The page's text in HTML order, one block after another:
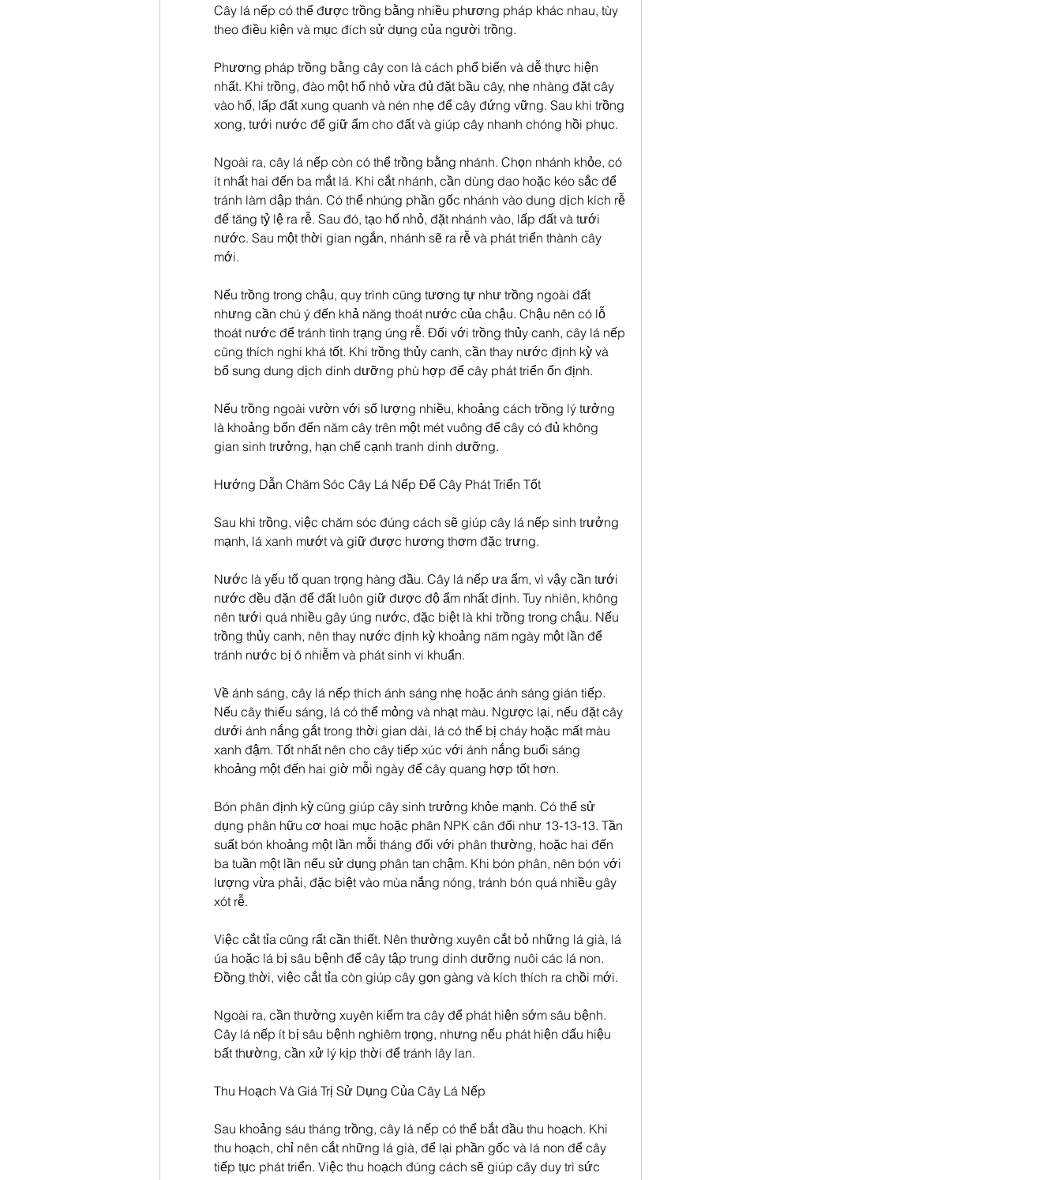
Cây lá nếp có thể được trồng bằng nhiều phương pháp khác nhau, tùy
theo điều kiện và mục đích sử dụng của người trồng.
Phương pháp trồng bằng cây con là cách phổ biến và dễ thực hiện
nhất. Khi trồng, đào một hố nhỏ vừa đủ đặt bầu cây, nhẹ nhàng đặt cây
vào hố, lấp đất xung quanh và nén nhẹ để cây đứng vững. Sau khi trồng
xong, tưới nước để giữ ẩm cho đất và giúp cây nhanh chóng hồi phục.
Ngoài ra, cây lá nếp còn có thể trồng bằng nhánh. Chọn nhánh khỏe, có
ít nhất hai đến ba mắt lá. Khi cắt nhánh, cần dùng dao hoặc kéo sắc để
tránh làm dập thân. Có thể nhúng phần gốc nhánh vào dung dịch kích rễ
để tăng tỷ lệ ra rễ. Sau đó, tạo hố nhỏ, đặt nhánh vào, lấp đất và tưới
nước. Sau một thời gian ngắn, nhánh sẽ ra rễ và phát triển thành cây
mới.
Nếu trồng trong chậu, quy trình cũng tương tự như trồng ngoài đất
nhưng cần chú ý đến khả năng thoát nước của chậu. Chậu nên có lỗ
thoát nước để tránh tình trạng úng rễ. Đối với trồng thủy canh, cây lá nếp
cũng thích nghi khá tốt. Khi trồng thủy canh, cần thay nước định kỳ và
bổ sung dung dịch dinh dưỡng phù hợp để cây phát triển ổn định.
Nếu trồng ngoài vườn với số lượng nhiều, khoảng cách trồng lý tưởng
là khoảng bốn đến năm cây trên một mét vuông để cây có đủ không
gian sinh trưởng, hạn chế cạnh tranh dinh dưỡng.
Hướng Dẫn Chăm Sóc Cây Lá Nếp Để Cây Phát Triển Tốt
Sau khi trồng, việc chăm sóc đúng cách sẽ giúp cây lá nếp sinh trưởng
mạnh, lá xanh mướt và giữ được hương thơm đặc trưng.
Nước là yếu tố quan trọng hàng đầu. Cây lá nếp ưa ẩm, vì vậy cần tưới
nước đều đặn để đất luôn giữ được độ ẩm nhất định. Tuy nhiên, không
nên tưới quá nhiều gây úng nước, đặc biệt là khi trồng trong chậu. Nếu
trồng thủy canh, nên thay nước định kỳ khoảng năm ngày một lần để
tránh nước bị ô nhiễm và phát sinh vi khuẩn.
Về ánh sáng, cây lá nếp thích ánh sáng nhẹ hoặc ánh sáng gián tiếp.
Nếu cây thiếu sáng, lá có thể mỏng và nhạt màu. Ngược lại, nếu đặt cây
dưới ánh nắng gắt trong thời gian dài, lá có thể bị cháy hoặc mất màu
xanh đậm. Tốt nhất nên cho cây tiếp xúc với ánh nắng buổi sáng
khoảng một đến hai giờ mỗi ngày để cây quang hợp tốt hơn.
Bón phân định kỳ cũng giúp cây sinh trưởng khỏe mạnh. Có thể sử
dụng phân hữu cơ hoai mục hoặc phân NPK cân đối như 13-13-13. Tần
suất bón khoảng một lần mỗi tháng đối với phân thường, hoặc hai đến
ba tuần một lần nếu sử dụng phân tan chậm. Khi bón phân, nên bón với
lượng vừa phải, đặc biệt vào mùa nắng nóng, tránh bón quá nhiều gây
xót rễ.
Việc cắt tỉa cũng rất cần thiết. Nên thường xuyên cắt bỏ những lá già, lá
úa hoặc lá bị sâu bệnh để cây tập trung dinh dưỡng nuôi các lá non.
Đồng thời, việc cắt tỉa còn giúp cây gọn gàng và kích thích ra chồi mới.
Ngoài ra, cần thường xuyên kiểm tra cây để phát hiện sớm sâu bệnh.
Cây lá nếp ít bị sâu bệnh nghiêm trọng, nhưng nếu phát hiện dấu hiệu
bất thường, cần xử lý kịp thời để tránh lây lan.
Thu Hoạch Và Giá Trị Sử Dụng Của Cây Lá Nếp
Sau khoảng sáu tháng trồng, cây lá nếp có thể bắt đầu thu hoạch. Khi
thu hoạch, chỉ nên cắt những lá già, để lại phần gốc và lá non để cây
tiếp tục phát triển. Việc thu hoạch đúng cách sẽ giúp cây duy trì sức